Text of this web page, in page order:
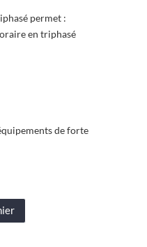
actuel
est :
457,75 €.
permet :
en triphasé
de forte